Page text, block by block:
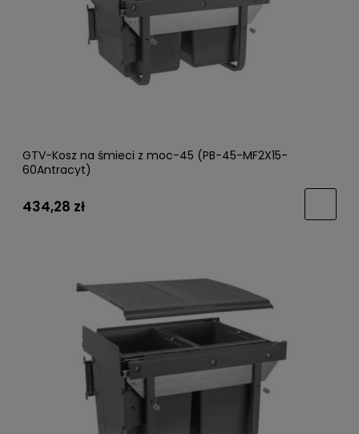
GTV-Kosz na śmieci z moc-45 (PB-45-MF2X15-
60Antracyt)
434,28 zł